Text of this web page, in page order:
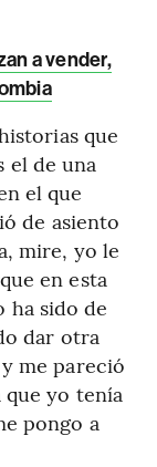
a vender,
que
el de una
el que
de asiento
mire, yo le
en esta
ha sido de
dar otra
me pareció
que yo tenía
pongo a